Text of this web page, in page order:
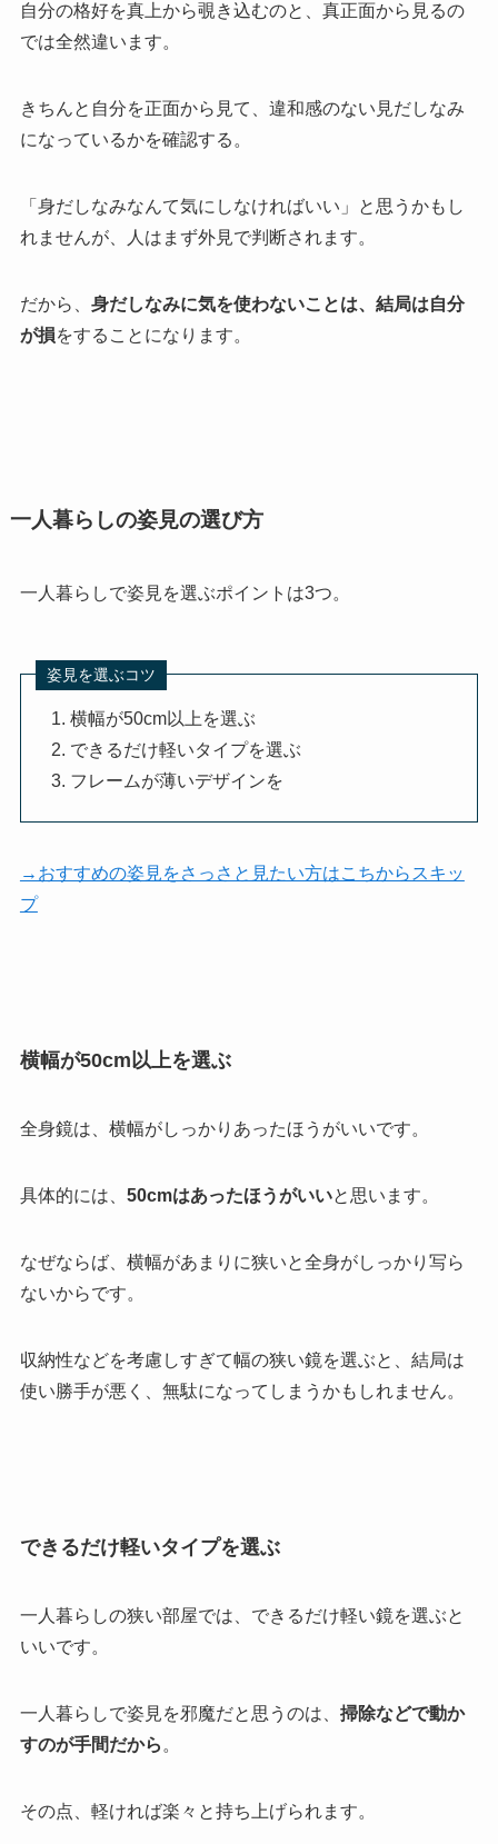
自分の格好を真上から覗き込むのと、真正面から見るの
では全然違います。
きちんと自分を正面から見て、違和感のない見だしなみ
になっているかを確認する。
「身だしなみなんて気にしなければいい」と思うかもし
れませんが、人はまず外見で判断されます。
だから、 身だしなみに気を使わないことは、結局は自分
が損をすることになります。
一人暮らしの姿見の選び方
一人暮らしで姿見を選ぶポイントは3つ。
姿見を選ぶコツ
横幅が50cm以上を選ぶ
できるだけ軽いタイプを選ぶ
フレームが薄いデザインを
→おすすめの姿見をさっさと見たい方はこちからスキッ
プ
横幅が50cm以上を選ぶ
全身鏡は、横幅がしっかりあったほうがいいです。
具体的には、 50cmはあったほうがいいと思います。
なぜならば、横幅があまりに狭いと全身がしっかり写ら
ないからです。
収納性などを考慮しすぎて幅の狭い鏡を選ぶと、結局は
使い勝手が悪く、無駄になってしまうかもしれません。
できるだけ軽いタイプを選ぶ
一人暮らしの狭い部屋では、できるだけ軽い鏡を選ぶと
いいです。
一人暮らしで姿見を邪魔だと思うのは、 掃除などで動か
すのが手間だから 。
その点、軽ければ楽々と持ち上げられます。